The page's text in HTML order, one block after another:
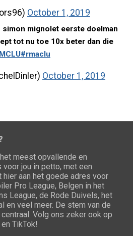
October 1, 2019
simon mignolet eerste doelman
tot nu toe 10x beter dan die
#rmaclu
October 1, 2019
meest opvallende en
jou in petto, met een
aan het goede adres voor
Pro League, Belgen in het
League, de Rode Duivels, het
en veel meer. De stem van de
Volg ons zeker ook op
TikTok!